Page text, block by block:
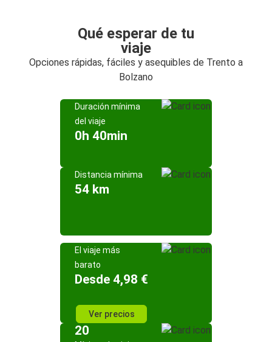
Qué esperar de tu
viaje
Opciones rápidas, fáciles y asequibles de Trento a
Bolzano
Duración mínima
del viaje
0h 40min
Distancia mínima
54 km
El viaje más
barato
Desde 4,98 €
Ver precios
20